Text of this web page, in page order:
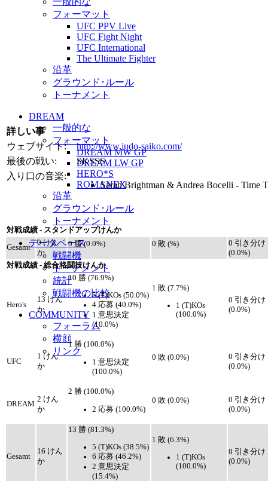
フォーマット
UFC PPV Live
UFC Fight Night
UFC International
The Ultimate Fighter
沿革
グラウンド･ルール
トーナメント
DREAM
一般的な
フォーマット
DREAM MW GP
DREAM LW GP
HERO*S
ROMANEX
沿革
グラウンド･ルール
トーナメント
データベース
戦闘機
トーナメント
統計
戦闘機の比較
COMMUNITY
フォーラム
横顔
リンク
詳しい事
ウェブサイト:
http://www.judo-saiko.com/
最後の戦い:
SKSSS
入り口の音楽:
Sarah Brightman & Andrea Bocelli - Time
対戦成績 - スタンドアップけんか
Gesamt
0 けん
か
0 勝 (0.0%) 0 敗 (%)
0 引き分け
(0.0%)
対戦成績 - 総合格闘技けんか
Hero's
13 けん
か
10 勝 (76.9%)
5 (T)KOs (50.0%)
4 応募 (40.0%)
1 意思決定
(10.0%)
1 敗 (7.7%)
1 (T)KOs
(100.0%)
0 引き分け
(0.0%)
UFC
1 けん
か
1 勝 (100.0%)
1 意思決定
(100.0%)
0 敗 (0.0%)
0 引き分け
(0.0%)
DREAM
2 けん
か
2 勝 (100.0%)
2 応募 (100.0%)
0 敗 (0.0%)
0 引き分け
(0.0%)
Gesamt
16 けん
か
13 勝 (81.3%)
5 (T)KOs (38.5%)
6 応募 (46.2%)
2 意思決定
(15.4%)
1 敗 (6.3%)
1 (T)KOs
(100.0%)
0 引き分け
(0.0%)